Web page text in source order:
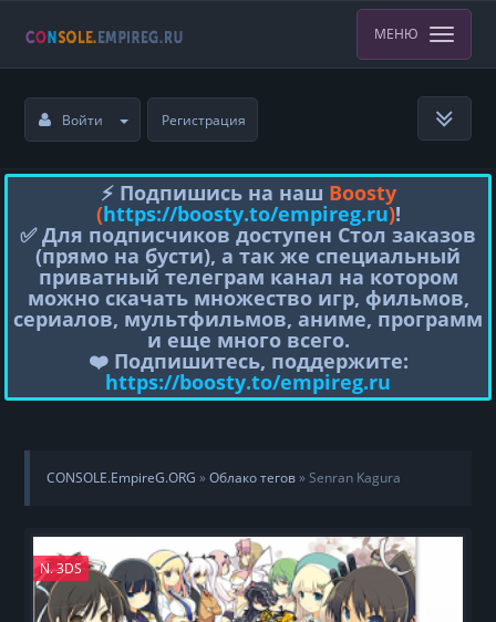
МЕНЮ
Войти Регистрация
⚡️ Подпишись на наш Boosty
(https://boosty.to/empireg.ru)!
✅ Для подписчиков доступен Стол заказов
(прямо на бусти), а так же специальный
приватный телеграм канал на котором
можно скачать множество игр, фильмов,
сериалов, мультфильмов, аниме, программ
и еще много всего.
❤️ Подпишитесь, поддержите:
https://boosty.to/empireg.ru
CONSOLE.EmpireG.ORG »Облако тегов» Senran Kagura
N. 3DS